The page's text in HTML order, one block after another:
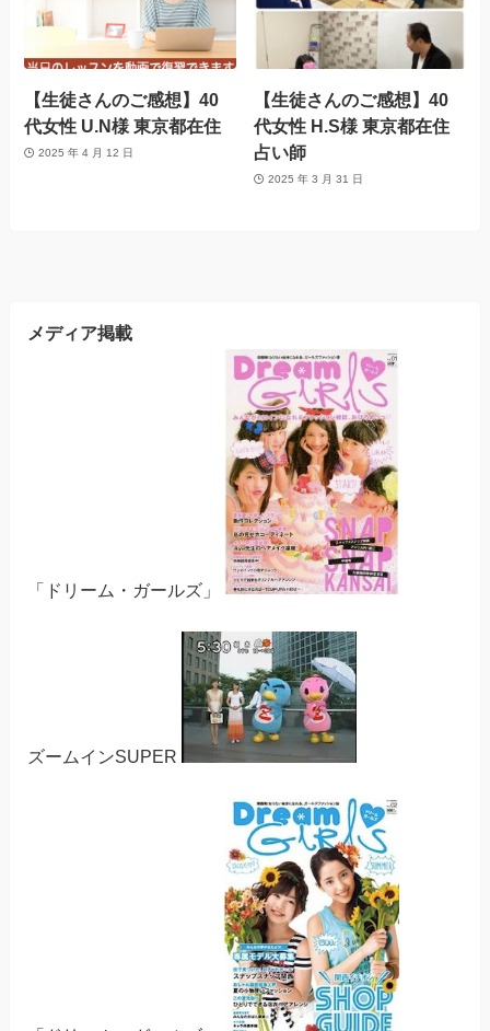
【生徒さんのご感想】40
代女性 U.N様 東京都在住
2025 年 4 月 12 日
【生徒さんのご感想】40
代女性 H.S様 東京都在住
占い師
2025 年 3 月 31 日
メディア掲載
「ドリーム・ガールズ」
ズームインSUPER